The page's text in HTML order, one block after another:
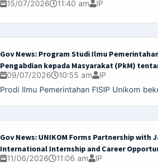
15/07/2026
11:40 am IP
Gov News: Program Studi Ilmu
Pengabdian kepada Masyarakat (PkM)
09/07/2026
10:55 am
IP
Prodi Ilmu Pemerintahan FISIP Unikom
Gov News: UNIKOM Forms Partnership with
International Internship and Career
11/06/2026
11:06 am
IP